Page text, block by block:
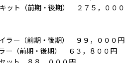
ット（前期・後期） ２７５，０００
ラー（前期・後期） ９９，０００円
ー（前期・後期） ６３，８００円